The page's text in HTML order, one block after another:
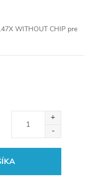
WITHOUT CHIP pre